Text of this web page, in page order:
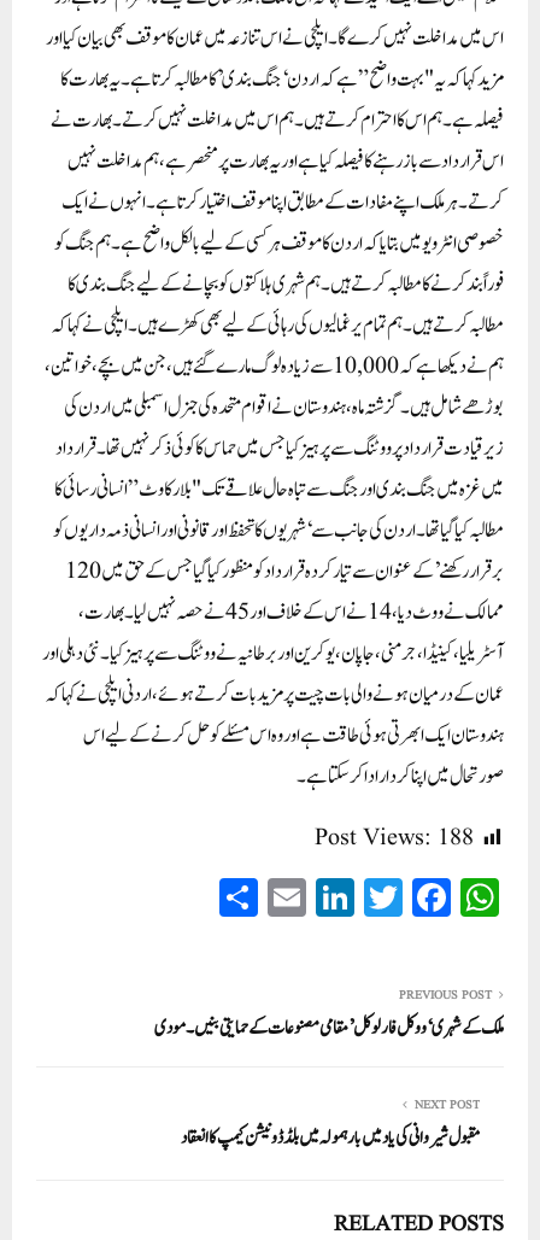
اس میں مداخلت نہیں کرے گا۔ ایلچی نے اس تنازعہ میں عمان کا موقف بھی بیان کیا اور
مزید کہا کہ یہ "بہت واضح” ہے کہ اردن ‘جنگ بندی’ کا مطالبہ کرتا ہے۔ یہ بھارت کا
فیصلہ ہے۔ ہم اس کا احترام کرتے ہیں۔ ہم اس میں مداخلت نہیں کرتے۔ بھارت نے
اس قرارداد سے باز رہنے کا فیصلہ کیا ہے اور یہ بھارت پر منحصر ہے، ہم مداخلت نہیں
کرتے۔ ہر ملک اپنے مفادات کے مطابق اپنا موقف اختیار کرتا ہے۔ انہوں نے ایک
خصوصی انٹر ویو میں بتایا کہ اردن کا موقف ہر کسی کے لیے بالکل واضح ہے۔ ہم جنگ کو
فوراً بند کرنے کا مطالبہ کرتے ہیں۔ ہم شہری ہلاکتوں کو بچانے کے لیے جنگ بندی کا
مطالبہ کرتے ہیں۔ ہم تمام یرغمالیوں کی رہائی کے لیے بھی کھڑے ہیں۔ ایلچی نے کہا کہ
ہم نے دیکھا ہے کہ 10,000 سے زیادہ لوگ مارے گئے ہیں، جن میں بچے، خواتین،
بوڑھے شامل ہیں۔گزشتہ ماہ، ہندوستان نے اقوام متحدہ کی جنرل اسمبلی میں اردن کی
زیرقیادت قرارداد پر ووٹنگ سے پرہیز کیا جس میں حماس کا کوئی ذکر نہیں تھا۔ قرارداد
میں غزہ میں جنگ بندی اور جنگ سے تباہ حال علاقے تک "بلا رکاوٹ” انسانی رسائی کا
مطالبہ کیا گیا تھا۔اردن کی جانب سے ‘ شہریوں کا تحفظ اور قانونی اور انسانی ذمہ داریوں کو
برقرار رکھنے’ کے عنوان سے تیار کردہ قرارداد کو منظور کیا گیا جس کے حق میں 120
ممالک نے ووٹ دیا، 14 نے اس کے خلاف اور 45 نے حصہ نہیں لیا۔ بھارت،
آسٹریلیا، کینیڈا، جرمنی، جاپان، یوکرین اور برطانیہ نے ووٹنگ سے پرہیز کیا۔ نئی دہلی اور
عمان کے درمیان ہونے والی بات چیت پر مزید بات کرتے ہوئے، اردنی ایلچی نے کہا کہ
ہندوستان ایک ابھرتی ہوئی طاقت ہے اور وہ اس مسئلے کو حل کرنے کے لیے اس
صورتحال میں اپنا کردار ادا کر سکتا ہے۔
Post Views: 188
W
ha
A
pp
Fa
ce
ok
T
wi
r
Li
nk
In
E
m
PREVIOUS POST
ملک کے شہری ‘ووکل فار لوکل’ مقامی مصنوعات کے حمایتی بنیں۔ مودی
NEXT POST
مقبول شیروانی کی یاد میں بارہمولہ میں بلڈ ڈونیشن کیمپ کا انعقاد
RELATED POSTS